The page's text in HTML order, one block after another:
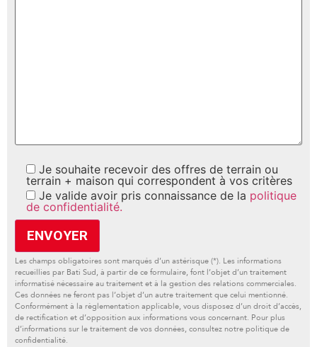
Je souhaite recevoir des offres de terrain ou
terrain + maison qui correspondent à vos critères
Je valide avoir pris connaissance de la politique
de confidentialité.
Les champs obligatoires sont marqués d’un astérisque (*). Les informations
recueillies par Bati Sud, à partir de ce formulaire, font l’objet d’un traitement
informatisé nécessaire au traitement et à la gestion des relations commerciales.
Ces données ne feront pas l’objet d’un autre traitement que celui mentionné.
Conformément à la règlementation applicable, vous disposez d’un droit d’accès,
de rectification et d’opposition aux informations vous concernant. Pour plus
d’informations sur le traitement de vos données, consultez notre politique de
confidentialité.